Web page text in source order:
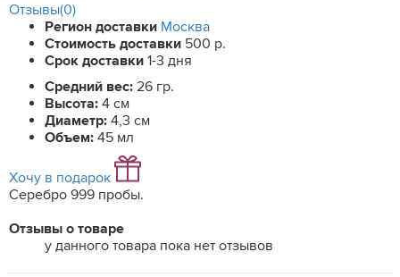
Отзывы(0)
Регион доставки Москва
Стоимость доставки 500 р.
Срок доставки 1-3 дня
Средний вес: 26 гр.
Высота: 4 см
Диаметр: 4,3 см
Объем: 45 мл
Хочу в подарок
Серебро 999 пробы.
Отзывы о товаре
у данного товара пока нет отзывов